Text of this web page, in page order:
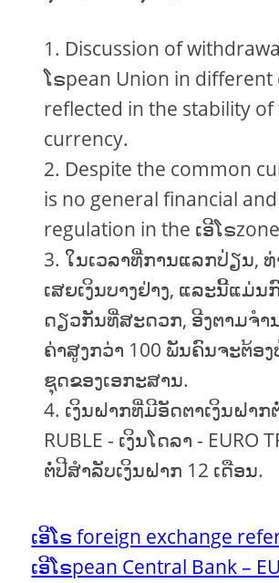
Discussion of
ໂຣpean Union in different
reflected in the stability of
currency.
Despite the common
is no general financial
regulation in the ເອີໂຣ
ໃນເວລາທີ່ການແລກປ່ຽນ,
ເສຍເງິນບາງຢ່າງ, ແລະນີ້ແມ່
ດຽວກັນທີ່ສະດວກ, ອີງຕາມຈໍາ
ຄ່າສູງກວ່າ 100 ພັນຄົນຈະຕ້ອ
ຊຸດຂອງເອກະສານ.
ເງິນຝາກທີ່ມີອັດຕາເງິນຝາກ
RUBLE - ເງິນໂດລາ - EURO
ຕໍ່ປີສໍາລັບເງິນຝາກ 12 ເດືອນ.
ເອີໂຣ foreign exchange
ເອີໂຣpean Central Bank –